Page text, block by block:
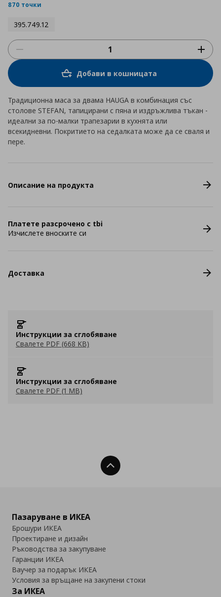
870 точки
395.749.12
Добави в кошницата
Традиционна маса за двама HAUGA в комбинация със
столове STEFAN, тапицирани с пяна и издръжлива тъкан -
идеални за по-малки трапезарии в кухнята или
всекидневни. Покритието на седалката може да се сваля и
пере.
Описание на продукта
Платете разсрочено с tbi
Изчислете вноските си
Доставка
Инструкции за сглобяване
Свалете PDF (668 KB)
Инструкции за сглобяване
Свалете PDF (1 MB)
Нагоре
Пазаруване в ИКЕА
Брошури ИКЕА
Проектиране и дизайн
Ръководства за закупуване
Гаранции ИКЕА
Ваучер за подарък ИКЕА
Условия за връщане на закупени стоки
За ИКЕА